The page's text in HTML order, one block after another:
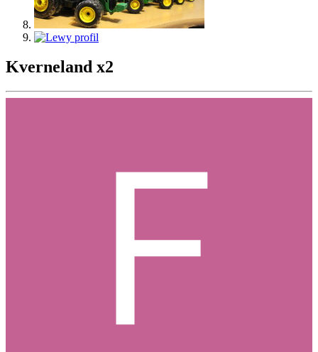
Kverneland x2